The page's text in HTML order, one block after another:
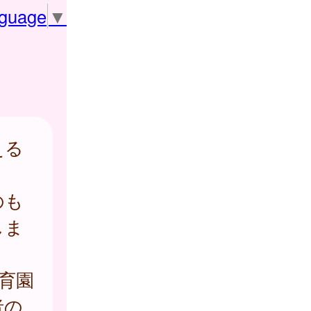
▼
園